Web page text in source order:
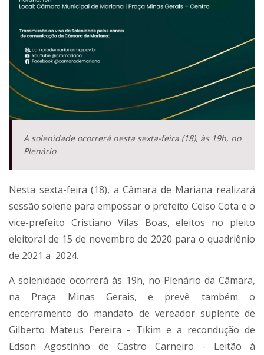
A solenidade ocorrerá nesta sexta-feira (18), às 19h, no
Plenário
Nesta sexta-feira (18), a Câmara de Mariana realizará
sessão solene para empossar o prefeito Celso Cota e o
vice-prefeito Cristiano Vilas Boas, eleitos no pleito
eleitoral de 15 de novembro de 2020 para o quadriênio
de 2021 a 2024.
A solenidade ocorrerá às 19h, no Plenário da Câmara,
na Praça Minas Gerais, e prevê também o
encerramento do mandato de vereador suplente de
Gilberto Mateus Pereira - Tikim e a recondução de
Edson Agostinho de Castro Carneiro - Leitão à